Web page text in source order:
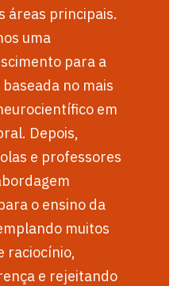
áreas principais.
uma
para a
no mais
em
Depois,
e professores
o ensino da
muitos
raciocínio,
e rejeitando